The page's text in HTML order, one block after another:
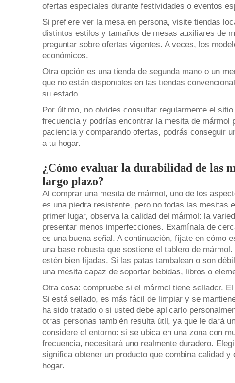
ofertas especiales durante festividades o eventos
Si prefiere ver la mesa en persona, visite tiendas
distintos estilos y tamaños de mesas auxiliares de
preguntar sobre ofertas vigentes. A veces, los
económicos.
Otra opción es una tienda de segunda mano o un
que no están disponibles en las tiendas
su estado.
Por último, no olvides consultar regularmente el
frecuencia y podrías encontrar la mesita de mármol
paciencia y comparando ofertas, podrás conseguir
a tu hogar.
¿Cómo evaluar la durabilidad de las
largo plazo?
Al comprar una mesita de mármol, uno de los
es una piedra resistente, pero no todas las mesitas
primer lugar, observa la calidad del mármol: la
presentar menos imperfecciones. Examínala de
es una buena señal. A continuación, fíjate en cómo
una base robusta que sostiene el tablero de
estén bien fijadas. Si las patas tambalean o son
una mesita capaz de soportar bebidas, libros o
Otra cosa: compruebe si el mármol tiene sellador.
Si está sellado, es más fácil de limpiar y se
ha sido tratado o si usted debe aplicarlo
otras personas también resulta útil, ya que le dará
considere el entorno: si se ubica en una zona con
frecuencia, necesitará uno realmente duradero.
significa obtener un producto que combina calidad
hogar.